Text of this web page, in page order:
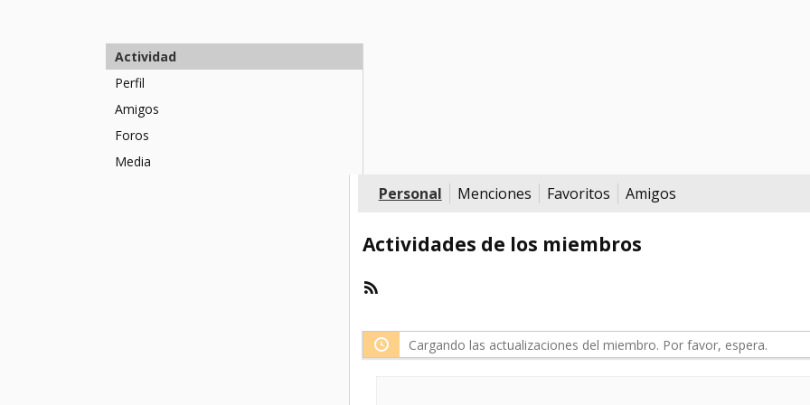
Actividad
Perfil
Amigos
Foros
Media
Personal Menciones Favoritos Amigos
Actividades de los miembros
Cargando las actualizaciones del miembro. Por favor, espera.